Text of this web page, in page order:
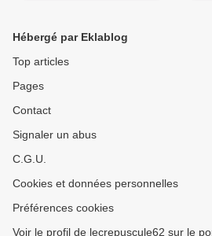
Hébergé par Eklablog
Top articles
Pages
Contact
Signaler un abus
C.G.U.
Cookies et données personnelles
Préférences cookies
Voir le profil de lecrepuscule62 sur le